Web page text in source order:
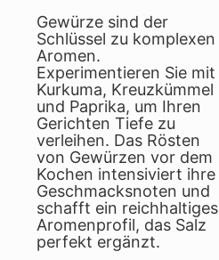
Gewürze sind der
Schlüssel zu komplexen
Aromen.
Experimentieren Sie mit
Kurkuma, Kreuzkümmel
und Paprika, um Ihren
Gerichten Tiefe zu
verleihen. Das Rösten
von Gewürzen vor dem
Kochen intensiviert ihre
Geschmacksnoten und
schafft ein reichhaltiges
Aromenprofil, das Salz
perfekt ergänzt.